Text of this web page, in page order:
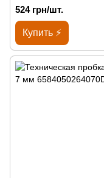
524 грн/шт.
Купить ⚡